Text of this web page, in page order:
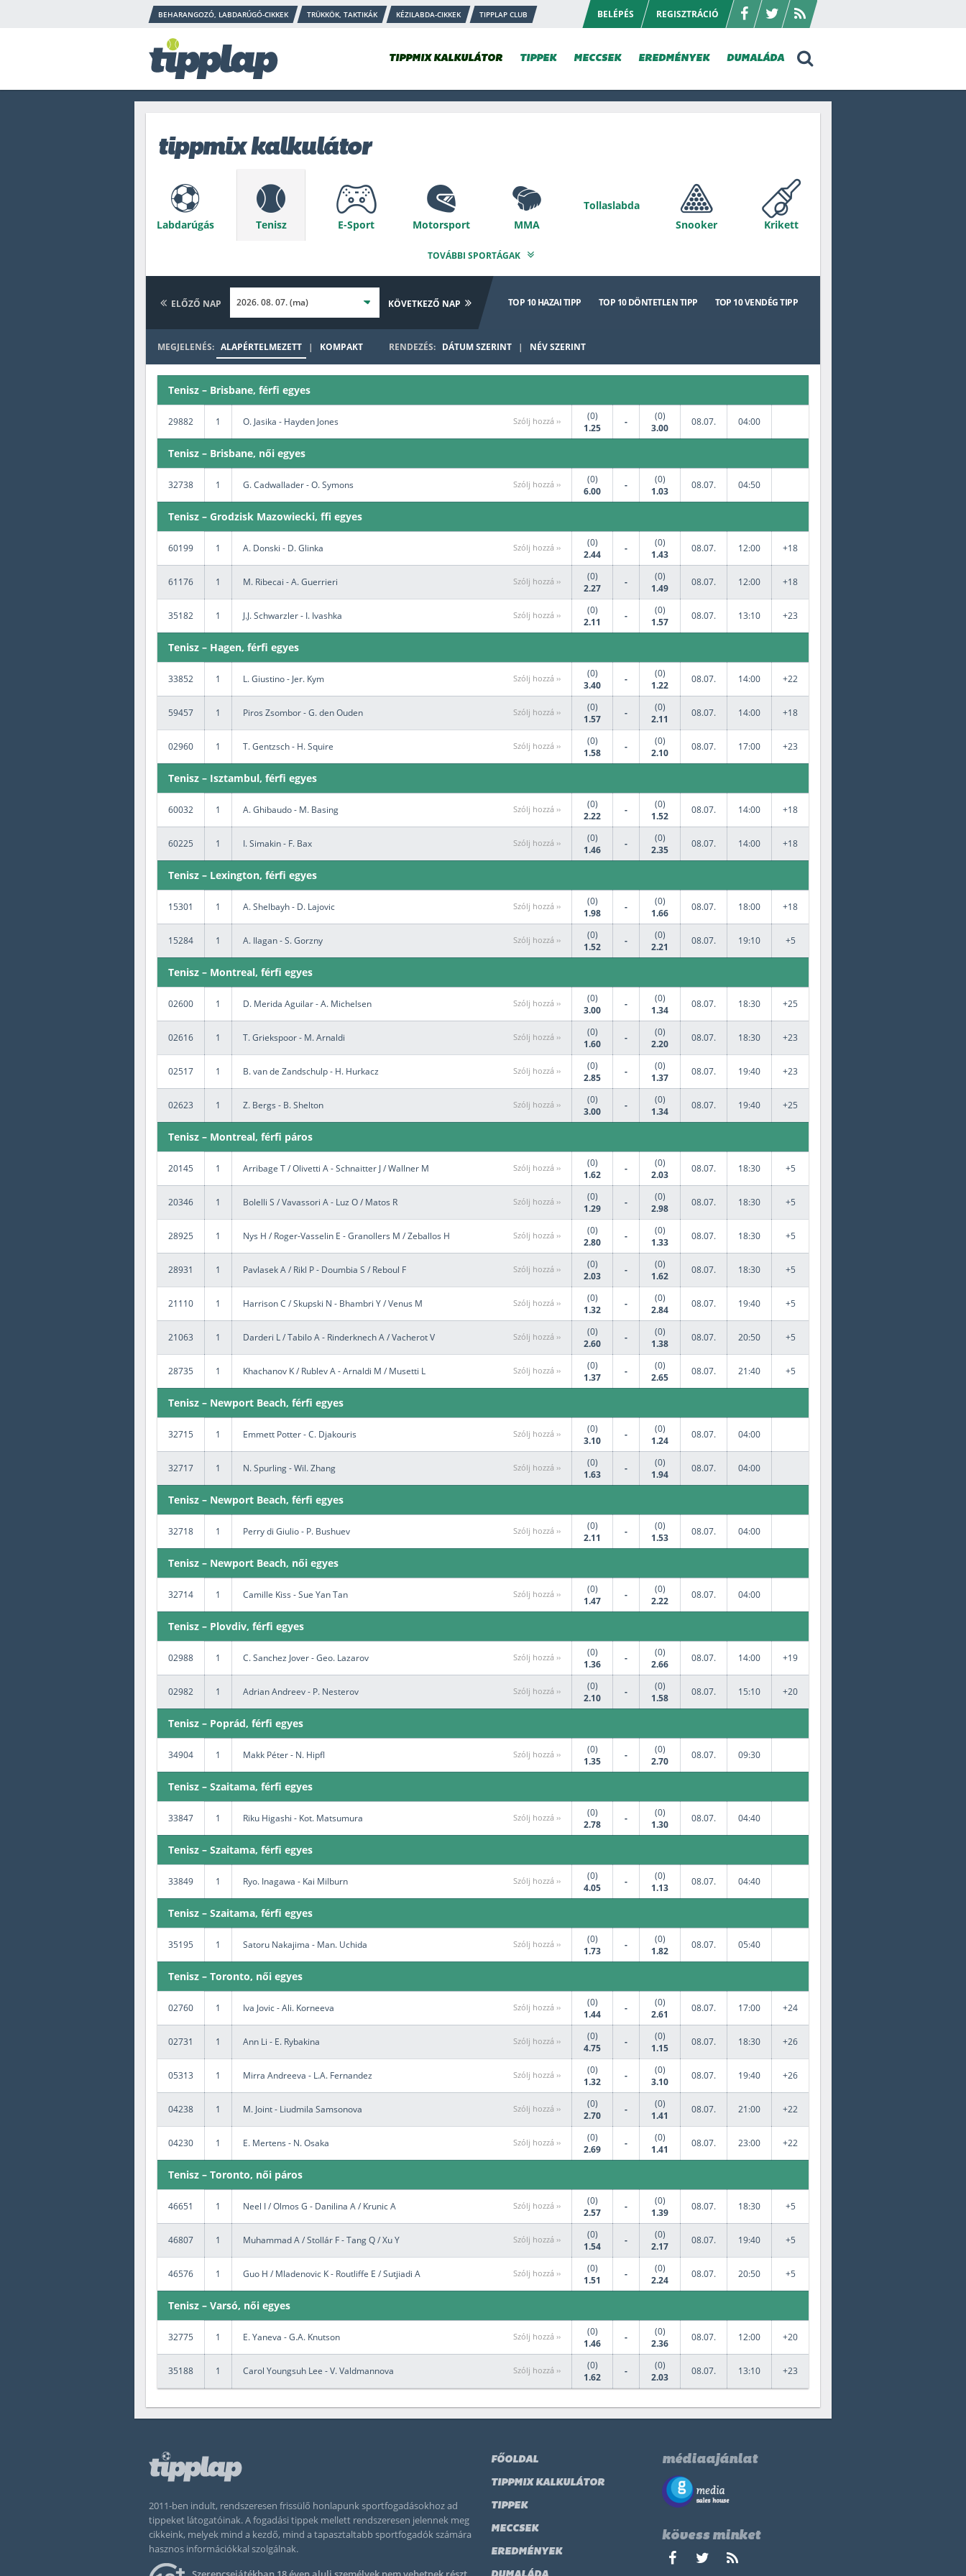
BEHARANGOZÓ, LABDARÚGÓ-CIKKEK TRÜKKÖK, TAKTIKÁK KÉZILABDA-CIKKEK TIPPLAP CLUB BELÉPÉS REGISZTRÁCIÓ
TIPPMIX KALKULÁTOR TIPPEK MECCSEK EREDMÉNYEK DUMALÁDA
tippmix kalkulátor
Labdarúgás Tenisz E-Sport Motorsport MMA
Tollaslabda
Snooker
Krikett
Baseball Asztalitenisz
Kosárlabda
Aussie Rules
Golf
Amerikai foci Kerékpár Gyeplabda Rögbi
Jégkorong
TOVÁBBI SPORTÁGAK
ELŐZŐ NAP KÖVETKEZŐ NAP TOP 10HAZAI TIPP TOP 10DÖNTETLEN TIPP TOP 10VENDÉG TIPP
MEGJELENÉS: ALAPÉRTELMEZETT | KOMPAKT RENDEZÉS: DÁTUM SZERINT | NÉV SZERINT
Tenisz – Brisbane, férfi egyes
29882 1 O. Jasika - Hayden Jones Szólj hozzá ››
(0)
1.25
-
(0)
3.00
08.07. 04:00
Tenisz – Brisbane, női egyes
32738 1 G. Cadwallader - O. Symons Szólj hozzá ››
(0)
6.00
-
(0)
1.03
08.07. 04:50
Tenisz – Grodzisk Mazowiecki, ffi egyes
60199 1 A. Donski - D. Glinka Szólj hozzá ››
(0)
2.44
-
(0)
1.43
08.07. 12:00 +18
61176 1 M. Ribecai - A. Guerrieri Szólj hozzá ››
(0)
2.27
-
(0)
1.49
08.07. 12:00 +18
35182 1 J.J. Schwarzler - I. Ivashka Szólj hozzá ››
(0)
2.11
-
(0)
1.57
08.07. 13:10 +23
Tenisz – Hagen, férfi egyes
33852 1 L. Giustino - Jer. Kym Szólj hozzá ››
(0)
3.40
-
(0)
1.22
08.07. 14:00 +22
59457 1 Piros Zsombor - G. den Ouden Szólj hozzá ››
(0)
1.57
-
(0)
2.11
08.07. 14:00 +18
02960 1 T. Gentzsch - H. Squire Szólj hozzá ››
(0)
1.58
-
(0)
2.10
08.07. 17:00 +23
Tenisz – Isztambul, férfi egyes
60032 1 A. Ghibaudo - M. Basing Szólj hozzá ››
(0)
2.22
-
(0)
1.52
08.07. 14:00 +18
60225 1 I. Simakin - F. Bax Szólj hozzá ››
(0)
1.46
-
(0)
2.35
08.07. 14:00 +18
Tenisz – Lexington, férfi egyes
15301 1 A. Shelbayh - D. Lajovic Szólj hozzá ››
(0)
1.98
-
(0)
1.66
08.07. 18:00 +18
15284 1 A. Ilagan - S. Gorzny Szólj hozzá ››
(0)
1.52
-
(0)
2.21
08.07. 19:10 +5
Tenisz – Montreal, férfi egyes
02600 1 D. Merida Aguilar - A. Michelsen Szólj hozzá ››
(0)
3.00
-
(0)
1.34
08.07. 18:30 +25
02616 1 T. Griekspoor - M. Arnaldi Szólj hozzá ››
(0)
1.60
-
(0)
2.20
08.07. 18:30 +23
02517 1 B. van de Zandschulp - H. Hurkacz Szólj hozzá ››
(0)
2.85
-
(0)
1.37
08.07. 19:40 +23
02623 1 Z. Bergs - B. Shelton Szólj hozzá ››
(0)
3.00
-
(0)
1.34
08.07. 19:40 +25
Tenisz – Montreal, férfi páros
20145 1 Arribage T / Olivetti A - Schnaitter J / Wallner M Szólj hozzá ››
(0)
1.62
-
(0)
2.03
08.07. 18:30 +5
20346 1 Bolelli S / Vavassori A - Luz O / Matos R Szólj hozzá ››
(0)
1.29
-
(0)
2.98
08.07. 18:30 +5
28925 1 Nys H / Roger-Vasselin E - Granollers M / Zeballos H Szólj hozzá ››
(0)
2.80
-
(0)
1.33
08.07. 18:30 +5
28931 1 Pavlasek A / Rikl P - Doumbia S / Reboul F Szólj hozzá ››
(0)
2.03
-
(0)
1.62
08.07. 18:30 +5
21110 1 Harrison C / Skupski N - Bhambri Y / Venus M Szólj hozzá ››
(0)
1.32
-
(0)
2.84
08.07. 19:40 +5
21063 1 Darderi L / Tabilo A - Rinderknech A / Vacherot V Szólj hozzá ››
(0)
2.60
-
(0)
1.38
08.07. 20:50 +5
28735 1 Khachanov K / Rublev A - Arnaldi M / Musetti L Szólj hozzá ››
(0)
1.37
-
(0)
2.65
08.07. 21:40 +5
Tenisz – Newport Beach, férfi egyes
32715 1 Emmett Potter - C. Djakouris Szólj hozzá ››
(0)
3.10
-
(0)
1.24
08.07. 04:00
32717 1 N. Spurling - Wil. Zhang Szólj hozzá ››
(0)
1.63
-
(0)
1.94
08.07. 04:00
Tenisz – Newport Beach, férfi egyes
32718 1 Perry di Giulio - P. Bushuev Szólj hozzá ››
(0)
2.11
-
(0)
1.53
08.07. 04:00
Tenisz – Newport Beach, női egyes
32714 1 Camille Kiss - Sue Yan Tan Szólj hozzá ››
(0)
1.47
-
(0)
2.22
08.07. 04:00
Tenisz – Plovdiv, férfi egyes
02988 1 C. Sanchez Jover - Geo. Lazarov Szólj hozzá ››
(0)
1.36
-
(0)
2.66
08.07. 14:00 +19
02982 1 Adrian Andreev - P. Nesterov Szólj hozzá ››
(0)
2.10
-
(0)
1.58
08.07. 15:10 +20
Tenisz – Poprád, férfi egyes
34904 1 Makk Péter - N. Hipfl Szólj hozzá ››
(0)
1.35
-
(0)
2.70
08.07. 09:30
Tenisz – Szaitama, férfi egyes
33847 1 Riku Higashi - Kot. Matsumura Szólj hozzá ››
(0)
2.78
-
(0)
1.30
08.07. 04:40
Tenisz – Szaitama, férfi egyes
33849 1 Ryo. Inagawa - Kai Milburn Szólj hozzá ››
(0)
4.05
-
(0)
1.13
08.07. 04:40
Tenisz – Szaitama, férfi egyes
35195 1 Satoru Nakajima - Man. Uchida Szólj hozzá ››
(0)
1.73
-
(0)
1.82
08.07. 05:40
Tenisz – Toronto, női egyes
02760 1 Iva Jovic - Ali. Korneeva Szólj hozzá ››
(0)
1.44
-
(0)
2.61
08.07. 17:00 +24
02731 1 Ann Li - E. Rybakina Szólj hozzá ››
(0)
4.75
-
(0)
1.15
08.07. 18:30 +26
05313 1 Mirra Andreeva - L.A. Fernandez Szólj hozzá ››
(0)
1.32
-
(0)
3.10
08.07. 19:40 +26
04238 1 M. Joint - Liudmila Samsonova Szólj hozzá ››
(0)
2.70
-
(0)
1.41
08.07. 21:00 +22
04230 1 E. Mertens - N. Osaka Szólj hozzá ››
(0)
2.69
-
(0)
1.41
08.07. 23:00 +22
Tenisz – Toronto, női páros
46651 1 Neel I / Olmos G - Danilina A / Krunic A Szólj hozzá ››
(0)
2.57
-
(0)
1.39
08.07. 18:30 +5
46807 1 Muhammad A / Stollár F - Tang Q / Xu Y Szólj hozzá ››
(0)
1.54
-
(0)
2.17
08.07. 19:40 +5
46576 1 Guo H / Mladenovic K - Routliffe E / Sutjiadi A Szólj hozzá ››
(0)
1.51
-
(0)
2.24
08.07. 20:50 +5
Tenisz – Varsó, női egyes
32775 1 E. Yaneva - G.A. Knutson Szólj hozzá ››
(0)
1.46
-
(0)
2.36
08.07. 12:00 +20
35188 1 Carol Youngsuh Lee - V. Valdmannova Szólj hozzá ››
(0)
1.62
-
(0)
2.03
08.07. 13:10 +23
2011-ben indult, rendszeresen frissülő honlapunk sportfogadásokhoz ad
tippeket látogatóinak. A fogadási tippek mellett rendszeresen jelennek meg
cikkeink, melyek mind a kezdő, mind a tapasztaltabb sportfogadók számára
hasznos információkkal szolgálnak.
FŐOLDAL
TIPPMIX KALKULÁTOR
TIPPEK
MECCSEK
EREDMÉNYEK
médiaajánlat
kövess minket